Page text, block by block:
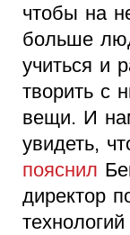
чтобы на
больше
учиться и
творить с
вещи. И
увидеть,
пояснил
директор